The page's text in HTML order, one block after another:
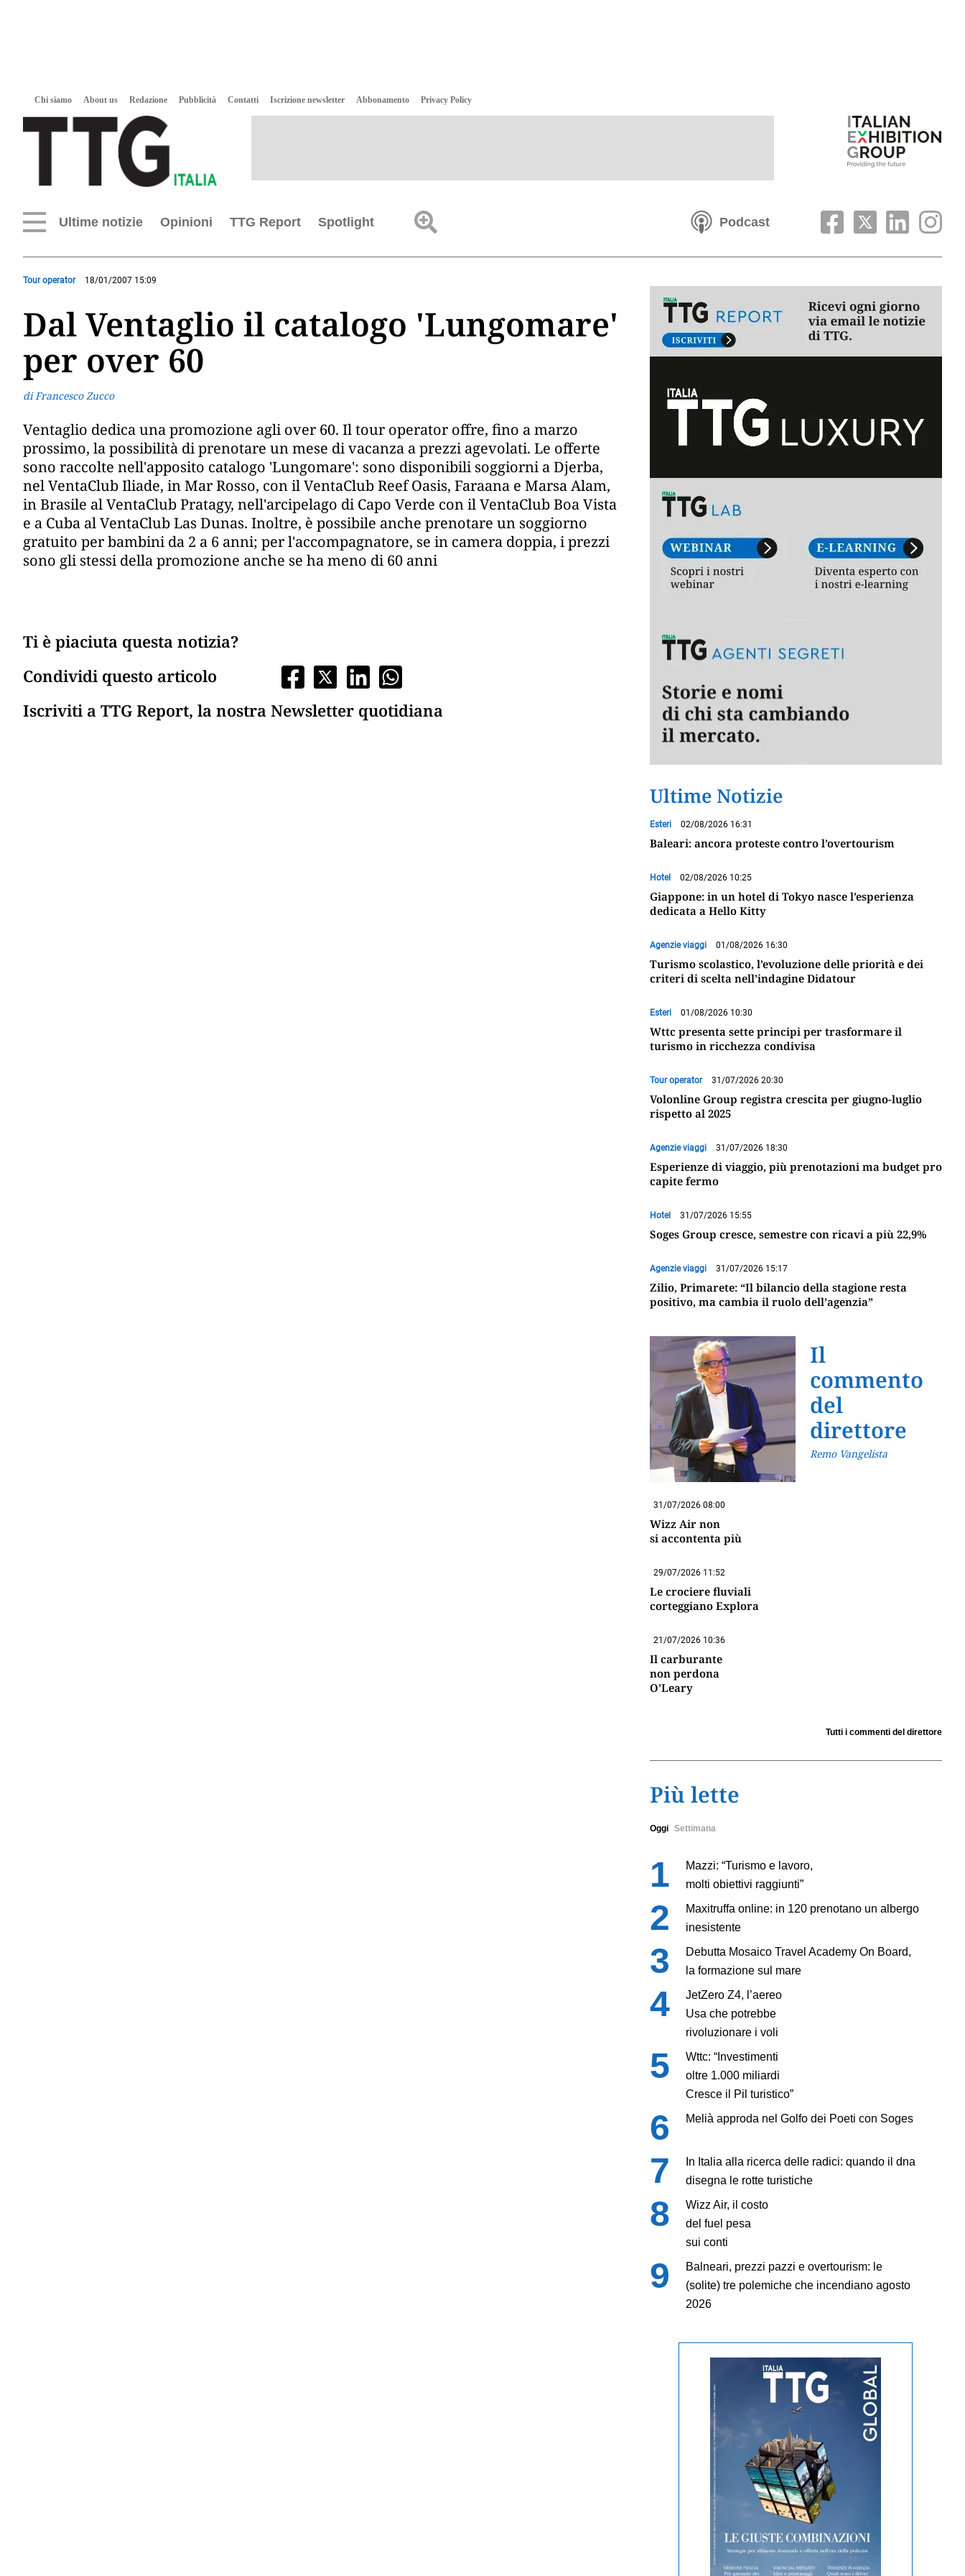
Chi siamo About us Redazione Pubblicità Contatti Iscrizione newsletter Abbonamento Privacy Policy
Ultime notizie Opinioni TTG Report Spotlight Podcast
Tour operator 18/01/2007 15:09
Dal Ventaglio il catalogo 'Lungomare'
per over 60
di Francesco Zucco
Ventaglio dedica una promozione agli over 60. Il tour operator offre, fino a marzo
prossimo, la possibilità di prenotare un mese di vacanza a prezzi agevolati. Le offerte
sono raccolte nell'apposito catalogo 'Lungomare': sono disponibili soggiorni a Djerba,
nel VentaClub Iliade, in Mar Rosso, con il VentaClub Reef Oasis, Faraana e Marsa Alam,
in Brasile al VentaClub Pratagy, nell'arcipelago di Capo Verde con il VentaClub Boa Vista
e a Cuba al VentaClub Las Dunas. Inoltre, è possibile anche prenotare un soggiorno
gratuito per bambini da 2 a 6 anni; per l'accompagnatore, se in camera doppia, i prezzi
sono gli stessi della promozione anche se ha meno di 60 anni
Ti è piaciuta questa notizia?
Condividi questo articolo
Iscriviti a TTG Report, la nostra Newsletter quotidiana
Ultime Notizie
Esteri 02/08/2026 16:31
Baleari: ancora proteste contro l’overtourism
Hotel 02/08/2026 10:25
Giappone: in un hotel di Tokyo nasce l’esperienza
dedicata a Hello Kitty
Agenzie viaggi 01/08/2026 16:30
Turismo scolastico, l’evoluzione delle priorità e dei
criteri di scelta nell’indagine Didatour
Esteri 01/08/2026 10:30
Wttc presenta sette principi per trasformare il
turismo in ricchezza condivisa
Tour operator 31/07/2026 20:30
Volonline Group registra crescita per giugno-luglio
rispetto al 2025
Agenzie viaggi 31/07/2026 18:30
Esperienze di viaggio, più prenotazioni ma budget pro
capite fermo
Hotel 31/07/2026 15:55
Soges Group cresce, semestre con ricavi a più 22,9%
Agenzie viaggi 31/07/2026 15:17
Zilio, Primarete: “Il bilancio della stagione resta
positivo, ma cambia il ruolo dell’agenzia”
Il
commento
del
direttore
Remo Vangelista
31/07/2026 08:00
Wizz Air non
si accontenta più
29/07/2026 11:52
Le crociere fluviali
corteggiano Explora
21/07/2026 10:36
Il carburante
non perdona
O’Leary
Tutti i commenti del direttore
Più lette
Oggi Settimana
Mazzi: “Turismo e lavoro,
molti obiettivi raggiunti”
Maxitruffa online: in 120 prenotano un albergo
inesistente
Debutta Mosaico Travel Academy On Board,
la formazione sul mare
JetZero Z4, l’aereo
Usa che potrebbe
rivoluzionare i voli
Wttc: “Investimenti
oltre 1.000 miliardi
Cresce il Pil turistico”
Melià approda nel Golfo dei Poeti con Soges
In Italia alla ricerca delle radici: quando il dna
disegna le rotte turistiche
Wizz Air, il costo
del fuel pesa
sui conti
Balneari, prezzi pazzi e overtourism: le
(solite) tre polemiche che incendiano agosto
2026